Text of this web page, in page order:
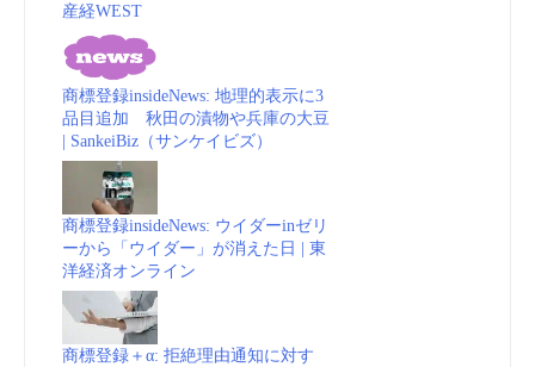
産経WEST
商標登録insideNews: 地理的表示に3
品目追加 秋田の漬物や兵庫の大豆
| SankeiBiz（サンケイビズ）
商標登録insideNews: ウイダーinゼリ
ーから「ウイダー」が消えた日 | 東
洋経済オンライン
商標登録＋α: 拒絶理由通知に対す